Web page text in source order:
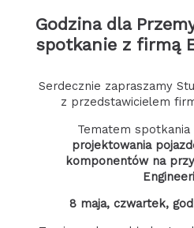
Godzina dla
spotkanie z firmą
Serdecznie zapraszamy
z przedstawicielem
Tematem spotkania
projektowania
komponentów na
8 maja, czwartek,